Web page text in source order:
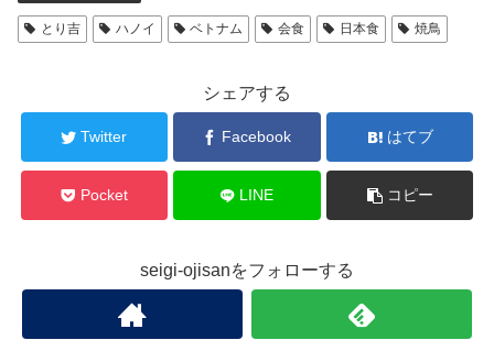
とり吉 ハノイ ベトナム 会食 日本食 焼鳥
シェアする
Twitter Facebook はてブ
Pocket LINE コピー
seigi-ojisanをフォローする